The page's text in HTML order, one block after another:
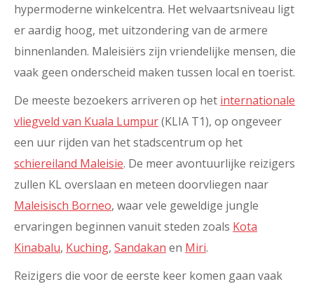
hypermoderne winkelcentra. Het welvaartsniveau ligt
er aardig hoog, met uitzondering van de armere
binnenlanden. Maleisiërs zijn vriendelijke mensen, die
vaak geen onderscheid maken tussen local en toerist.
De meeste bezoekers arriveren op het internationale
vliegveld van Kuala Lumpur(KLIA T1), op ongeveer
een uur rijden van het stadscentrum op het
schiereiland Maleisie. De meer avontuurlijke reizigers
zullen KL overslaan en meteen doorvliegen naar
Maleisisch Borneo, waar vele geweldige jungle
ervaringen beginnen vanuit steden zoals Kota
Kinabalu, Kuching, Sandakan en Miri.
Reizigers die voor de eerste keer komen gaan vaak